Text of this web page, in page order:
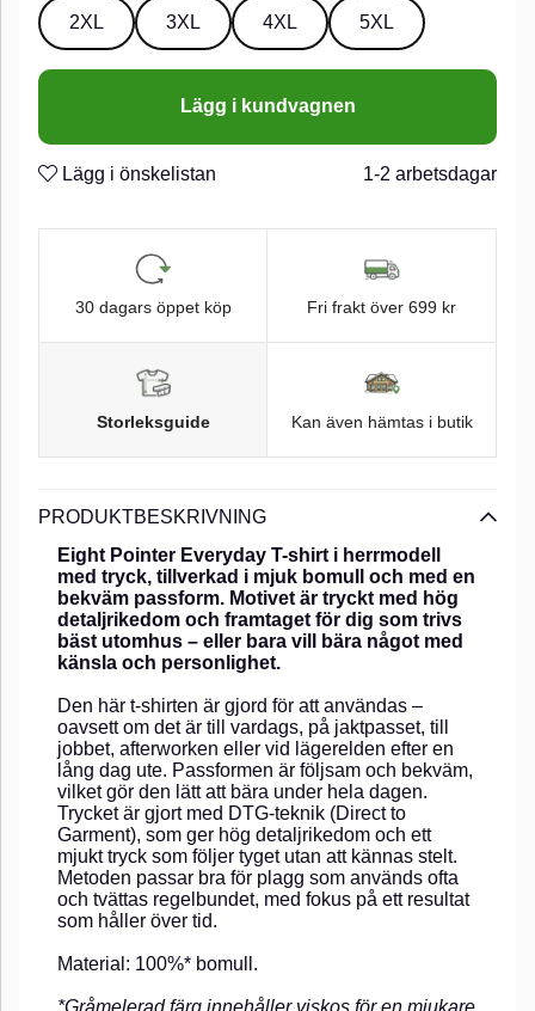
2XL 3XL 4XL 5XL
Lägg i kundvagnen
Lägg i önskelistan 1-2 arbetsdagar
30 dagars öppet köp Fri frakt över 699 kr
Storleksguide Kan även hämtas i butik
PRODUKTBESKRIVNING
Eight Pointer Everyday T-shirt i herrmodell
med tryck, tillverkad i mjuk bomull och med en
bekväm passform. Motivet är tryckt med hög
detaljrikedom och framtaget för dig som trivs
bäst utomhus – eller bara vill bära något med
känsla och personlighet.
Den här t-shirten är gjord för att användas –
oavsett om det är till vardags, på jaktpasset, till
jobbet, afterworken eller vid lägerelden efter en
lång dag ute. Passformen är följsam och bekväm,
vilket gör den lätt att bära under hela dagen.
Trycket är gjort med DTG-teknik (Direct to
Garment), som ger hög detaljrikedom och ett
mjukt tryck som följer tyget utan att kännas stelt.
Metoden passar bra för plagg som används ofta
och tvättas regelbundet, med fokus på ett resultat
som håller över tid.
Material: 100%* bomull.
*Gråmelerad färg innehåller viskos för en mjukare